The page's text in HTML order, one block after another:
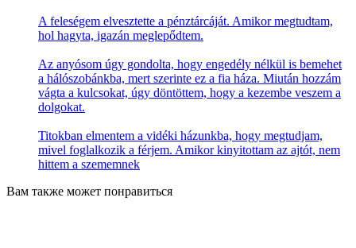
A feleségem elvesztette a pénztárcáját. Amikor megtudtam,
hol hagyta, igazán meglepődtem.
Az anyósom úgy gondolta, hogy engedély nélkül is bemehet
a hálószobánkba, mert szerinte ez a fia háza. Miután hozzám
vágta a kulcsokat, úgy döntöttem, hogy a kezembe veszem a
dolgokat.
Titokban elmentem a vidéki házunkba, hogy megtudjam,
mivel foglalkozik a férjem. Amikor kinyitottam az ajtót, nem
hittem a szememnek
Вам также может понравиться